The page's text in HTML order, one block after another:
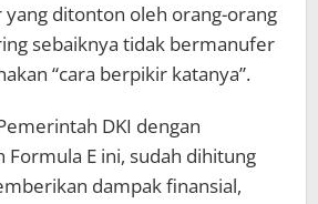
yang ditonton oleh orang-orang
sebaiknya tidak bermanufer
“cara berpikir katanya”.
DKI dengan
Formula E ini, sudah dihitung
dampak finansial,